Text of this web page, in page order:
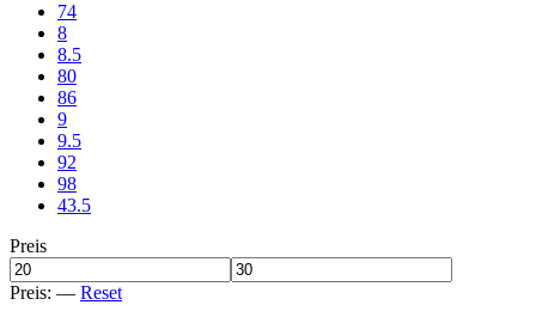
74
8
8.5
80
86
9
9.5
92
98
43.5
Preis
Preis: — Reset